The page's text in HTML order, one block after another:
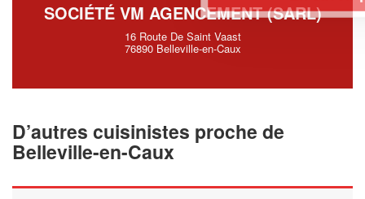
SOCIÉTÉ VM AGENCEMENT (SARL)
16 Route De Saint Vaast
76890 Belleville-en-Caux
D’autres cuisinistes proche de
Belleville-en-Caux